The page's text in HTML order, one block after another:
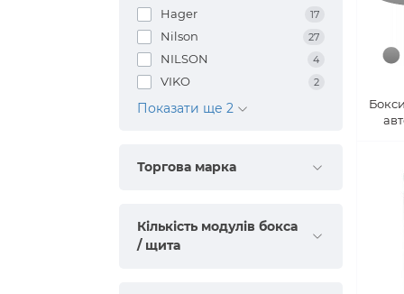
Hager 17
Nilson 27
NILSON 4
VIKO 2
Показати ще 2
Торгова марка
Кількість модулів бокса
/ щита